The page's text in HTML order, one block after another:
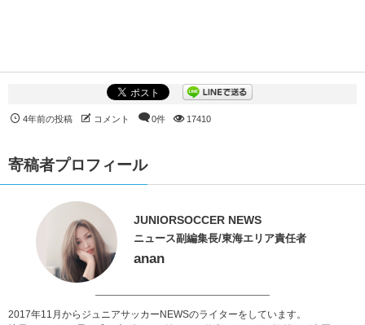
4年前の投稿 コメント 0件 17410
寄稿者プロフィール
JUNIORSOCCER NEWS
ニュース副編集長/東海エリア責任者
anan
2017年11月からジュニアサッカーNEWSのライターをしています。